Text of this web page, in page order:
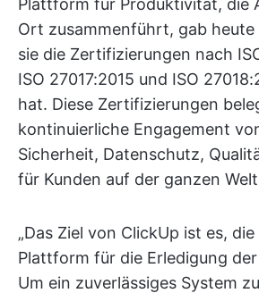
Plattform für Produktivität, die
Ort zusammenführt, gab heute
sie die Zertifizierungen nach
ISO 27017:2015 und ISO
hat. Diese Zertifizierungen
kontinuierliche Engagement
Sicherheit, Datenschutz,
für Kunden auf der ganzen
„Das Ziel von ClickUp ist es,
Plattform für die Erledigung
Um ein zuverlässiges System